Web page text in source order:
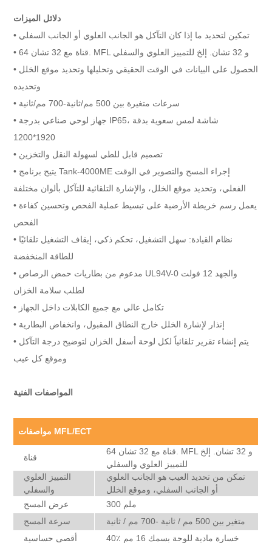
دلائل الميزات
• تمكين لتحديد ما إذا كان التآكل هو الجانب العلوي أو الجانب السفلي
•
64 قناة مع 32 تشان. MFL و 32 تشان. إلخ للتمييز العلوي والسفلي
• الحصول على البيانات في الوقت الحقيقي وتحليلها وتحديد موقع الخلل
وتحديده
•
سرعات متغيرة بين 500 مم/ثانية-700 مم/ثانية
• جهاز لوحي صناعي بدرجة IP65، شاشة لمس سعوية بدقة
1920*1200
• تصميم قابل للطي لسهولة النقل والتخزين
• يتيح برنامج Tank-4000ME إجراء المسح والتصوير في الوقت
الفعلي، وتحديد موقع الخلل، والإشارة التلقائية للتآكل بألوان مختلفة
• يعمل رسم خريطة الأرضية على تبسيط عملية الفحص وتحسين كفاءة
الفحص
• نظام القيادة: سهل التشغيل، تحكم ذكي، إيقاف التشغيل تلقائيًا
للطاقة المنخفضة
• مدعوم من بطاريات حمض الرصاص UL94V-0 والجهد 12 فولت
لطلب سلامة الخزان
• تكامل عالي مع جميع الكابلات داخل الجهاز
• إنذار لإشارة الخلل خارج النطاق المقبول، وانخفاض البطارية
• يتم إنشاء تقرير تلقائياً لكل لوحة أسفل الخزان لتوضيح درجة التآكل
وموقع كل عيب
المواصفات الفنية
مواصفات MFL/ECT
قناة
64 قناة مع 32 تشان. MFL و 32 تشان. إلخ
للتمييز العلوي والسفلي
التمييز العلوي
والسفلي
تمكن من تحديد العيب هو الجانب العلوي
أو الجانب السفلي، وموقع الخلل
عرض المسح
300 ملم
سرعة المسح
متغير بين 500 مم / ثانية -700 مم / ثانية
أقصى حساسية
40٪ خسارة مادية للوحة بسمك 16 مم